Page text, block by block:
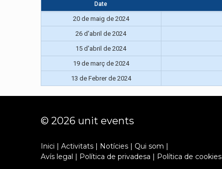
Date
20 de maig de 2024
26 d'abril de 2024
15 d'abril de 2024
19 de març de 2024
13 de Febrer de 2024
© 2026 unit events
Inici | Activitats| Notícies| Qui som |
Avís legal | Política de privadesa | Política de cookies